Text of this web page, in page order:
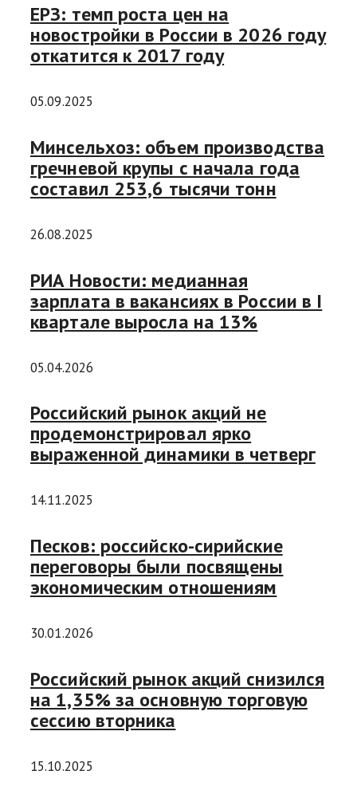
ЕРЗ: темп роста цен на
новостройки в России в 2026 году
откатится к 2017 году
05.09.2025
Минсельхоз: объем производства
гречневой крупы с начала года
составил 253,6 тысячи тонн
26.08.2025
РИА Новости: медианная
зарплата в вакансиях в России в I
квартале выросла на 13%
05.04.2026
Российский рынок акций не
продемонстрировал ярко
выраженной динамики в четверг
14.11.2025
Песков: российско-сирийские
переговоры были посвящены
экономическим отношениям
30.01.2026
Российский рынок акций снизился
на 1,35% за основную торговую
сессию вторника
15.10.2025